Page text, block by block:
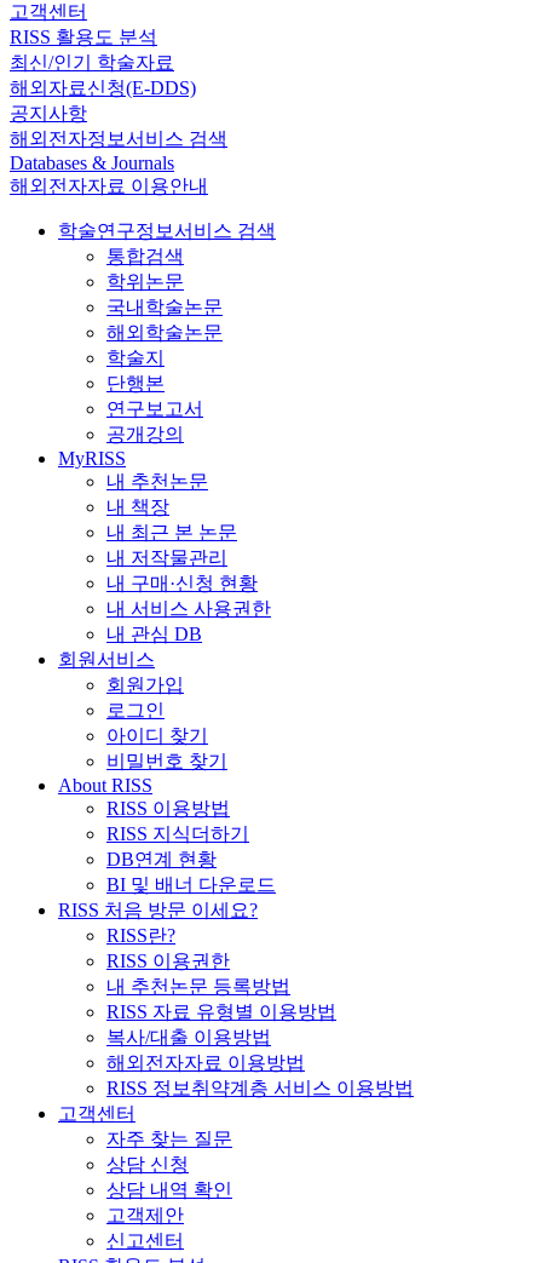
고객센터
RISS 활용도 분석
최신/인기 학술자료
해외자료신청(E-DDS)
공지사항
해외전자정보서비스 검색
Databases & Journals
해외전자자료 이용안내
학술연구정보서비스 검색
통합검색
학위논문
국내학술논문
해외학술논문
학술지
단행본
연구보고서
공개강의
MyRISS
내 추천논문
내 책장
내 최근 본 논문
내 저작물관리
내 구매·신청 현황
내 서비스 사용권한
내 관심 DB
회원서비스
회원가입
로그인
아이디 찾기
비밀번호 찾기
About RISS
RISS 이용방법
RISS 지식더하기
DB연계 현황
BI 및 배너 다운로드
RISS 처음 방문 이세요?
RISS란?
RISS 이용권한
내 추천논문 등록방법
RISS 자료 유형별 이용방법
복사/대출 이용방법
해외전자자료 이용방법
RISS 정보취약계층 서비스 이용방법
고객센터
자주 찾는 질문
상담 신청
상담 내역 확인
고객제안
신고센터